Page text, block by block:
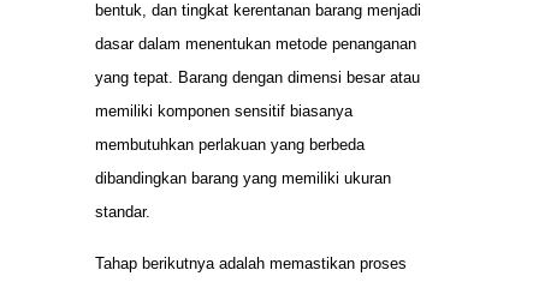
bentuk, dan tingkat kerentanan barang menjadi
dasar dalam menentukan metode penanganan
yang tepat. Barang dengan dimensi besar atau
memiliki komponen sensitif biasanya
membutuhkan perlakuan yang berbeda
dibandingkan barang yang memiliki ukuran
standar.
Tahap berikutnya adalah memastikan proses